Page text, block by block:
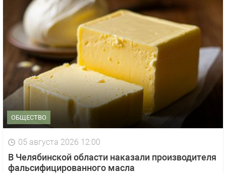
ОБЩЕСТВО
05 августа 2026 12:00
В Челябинской области наказали производителя
фальсифицированного масла